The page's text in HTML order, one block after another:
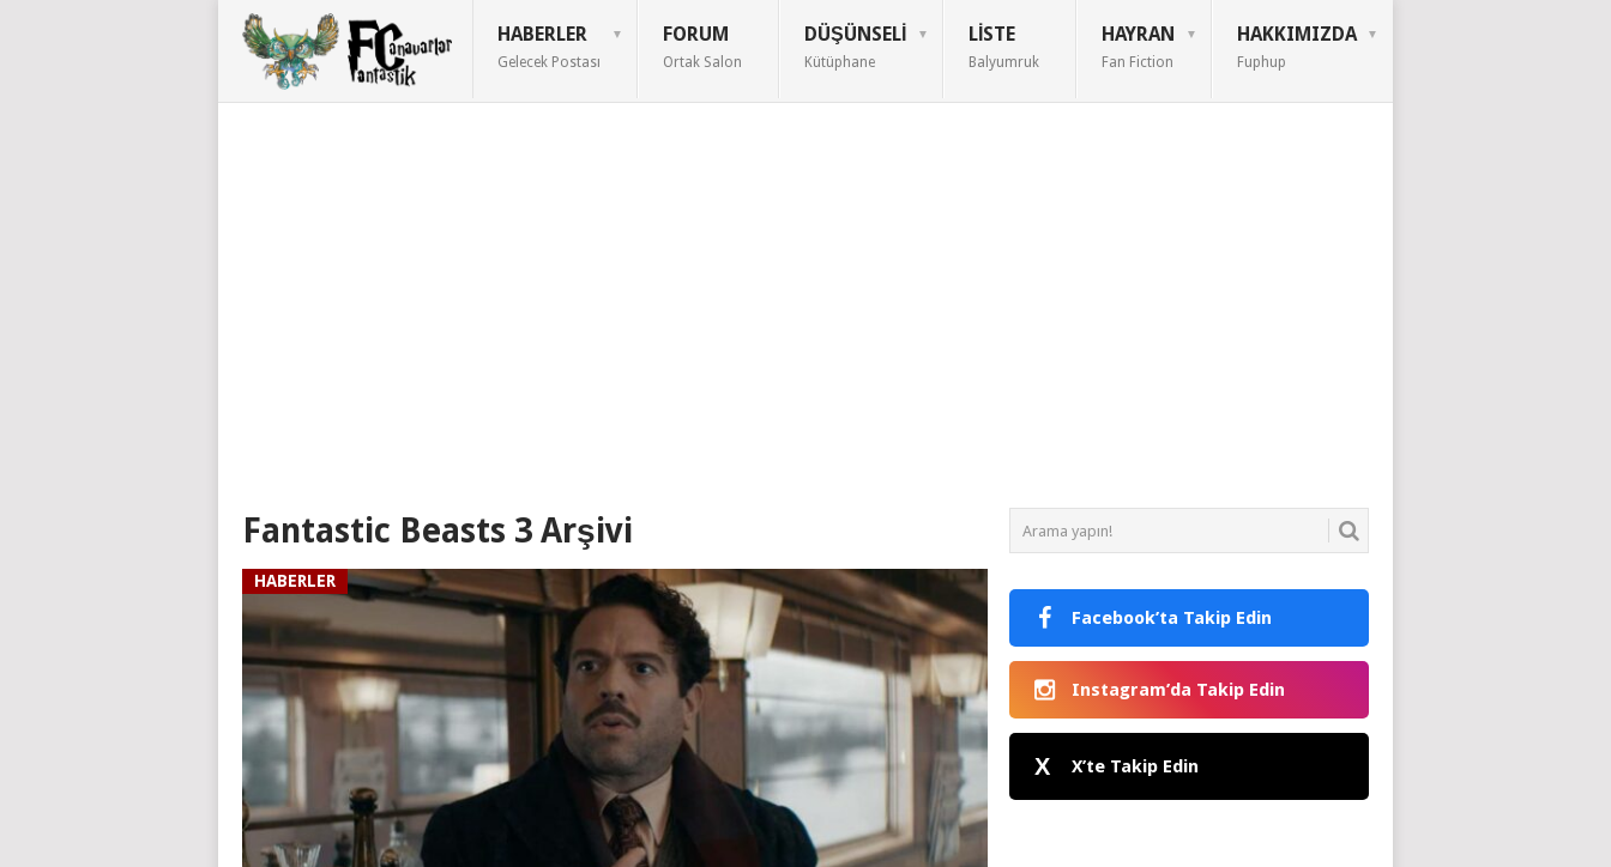
HABERLER
Gelecek Postası
FORUM
Ortak Salon
DÜŞÜNSELI
Kütüphane
LISTE
Balyumruk
HAYRAN
Fan Fiction
HAKKIMIZDA
Fuphup
Fantastic Beasts 3 Arşivi
HABERLER
Facebook’ta Takip Edin
Instagram’da Takip Edin
X X’te Takip Edin